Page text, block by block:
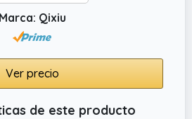
en todas las
sujetador sin tirantes es el
de cuello halter,
Marca: Qixiu
Ver precio
de este producto